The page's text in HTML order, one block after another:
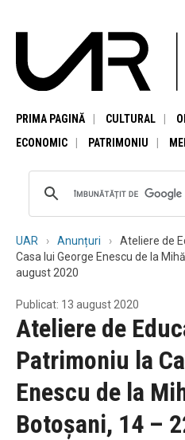
PRIMA PAGINĂ CULTURAL
ECONOMIC
PATRIMONIU
UAR Anunțuri
Ateliere de
Casa lui George Enescu de la
august 2020
Publicat: 13 august 2020
Ateliere de
Patrimoniu la
Enescu de la
Botoșani, 14 –